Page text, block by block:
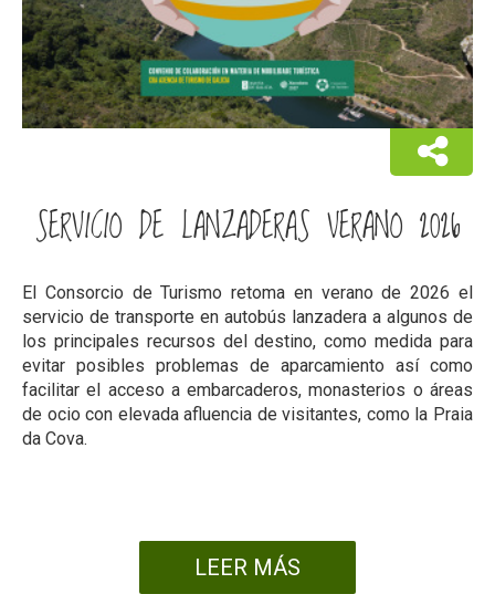
SERVICIO DE LANZADERAS VERANO 2026
El Consorcio de Turismo retoma en verano de 2026 el
servicio de transporte en autobús lanzadera a algunos de
los principales recursos del destino, como medida para
evitar posibles problemas de aparcamiento así como
facilitar el acceso a embarcaderos, monasterios o áreas
de ocio con elevada afluencia de visitantes, como la Praia
da Cova.
LEER MÁS